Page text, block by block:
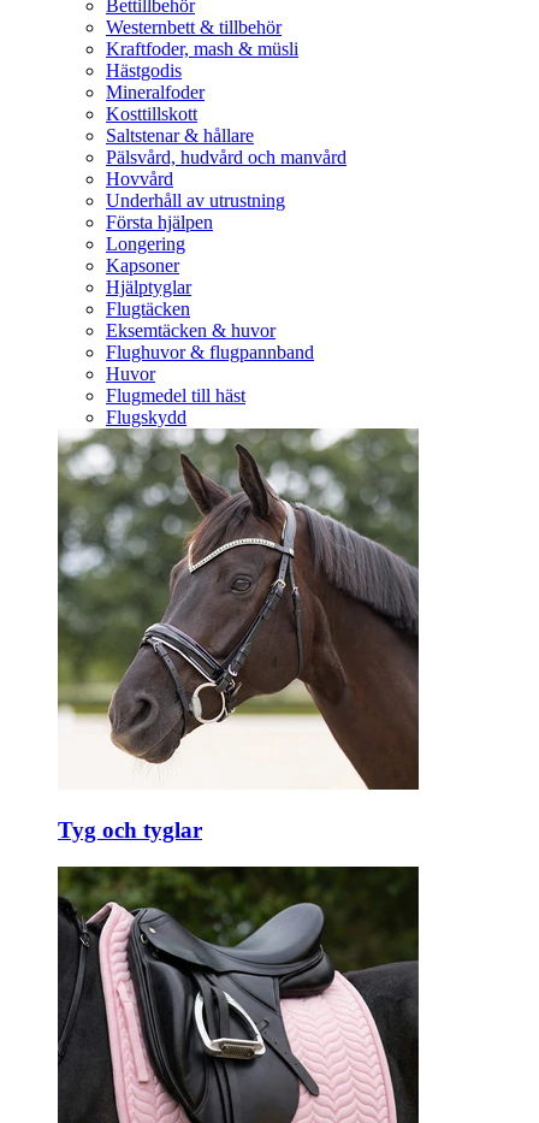
Bettillbehör
Westernbett & tillbehör
Kraftfoder, mash & müsli
Hästgodis
Mineralfoder
Kosttillskott
Saltstenar & hållare
Pälsvård, hudvård och manvård
Hovvård
Underhåll av utrustning
Första hjälpen
Longering
Kapsoner
Hjälptyglar
Flugtäcken
Eksemtäcken & huvor
Flughuvor & flugpannband
Huvor
Flugmedel till häst
Flugskydd
Tyg och tyglar